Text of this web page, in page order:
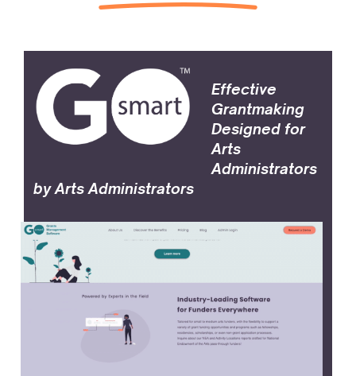
Effective
Grantmaking
Designed for
Arts
Administrators
by Arts Administrators